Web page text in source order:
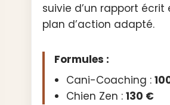
suivie d’un rapport écrit
plan d’action adapté.
Formules :
Cani-Coaching :
Chien Zen : 130 €